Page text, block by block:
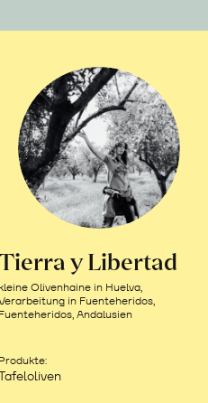
y Libertad
kleine Olivenhaine in Huelva,
in Fuenteheridos,
Fuenteheridos, Andalusien
Produkte: